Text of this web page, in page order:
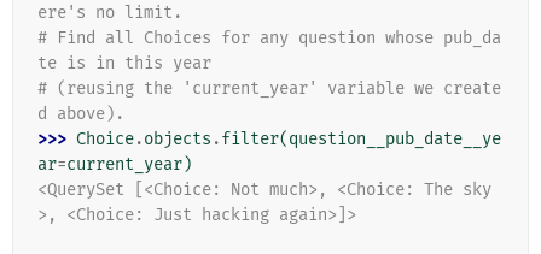
ere's no limit.
# Find all Choices for any question whose pub_da
te is in this year
# (reusing the 'current_year' variable we create
d above).
>>> Choice.objects .filter(question__pub_date__ye
ar=current_year)
<QuerySet [<Choice: Not much>, <Choice: The sky
>, <Choice: Just hacking again>]>